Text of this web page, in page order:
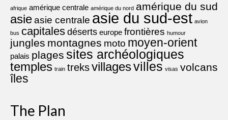
afrique amérique centrale amérique du nord amérique du sud
asieasie centrale asie du sud-est avion
bus capitales déserts europe frontières humour
jungles montagnes moto moyen-orient
palais plages sites archéologiques
temples train treksvillagesvilles visas volcans
îles
The Plan